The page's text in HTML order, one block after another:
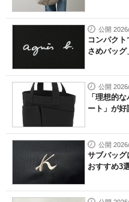
公開
コンパク
さめバッグ
公開
「理想的
ート」が
公開
サブバッグ
おすすめ3